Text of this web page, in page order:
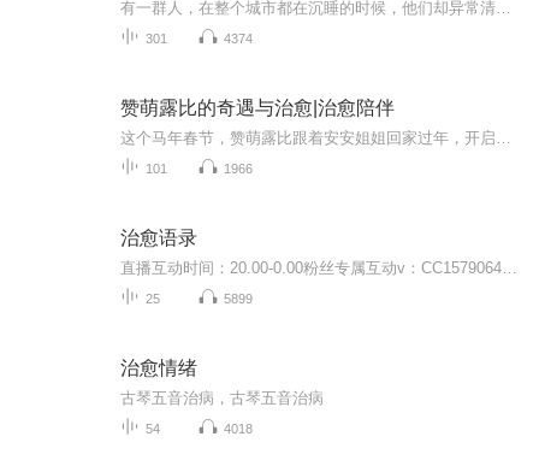
301 4374
赞萌露比的奇遇与治愈|治愈陪伴
101 1966
治愈语录
25 5899
治愈情绪
古琴五音治病，古琴五音治病
54 4018